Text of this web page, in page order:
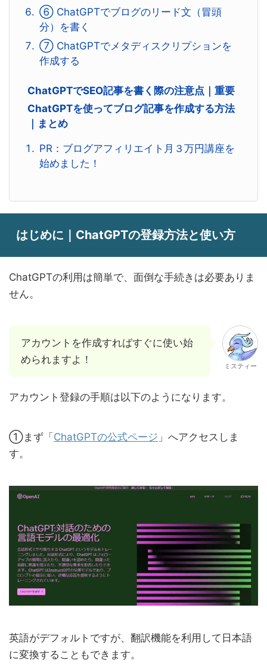
⑥ ChatGPTでブログのリード文（冒頭
分）を書く
⑦ ChatGPTでメタディスクリプションを
作成する
ChatGPTでSEO記事を書く際の注意点｜重要
ChatGPTを使ってブログ記事を作成する方法
｜まとめ
PR：ブログアフィリエイト月３万円講座を
始めました！
はじめに｜ChatGPTの登録方法と使い方
ChatGPTの利用は簡単で、面倒な手続きは必要ありま
せん。
アカウントを作成すればすぐに使い始
められますよ！
ミスティー
アカウント登録の手順は以下のようになります。
①まず「 ChatGPTの公式ページ 」へアクセスしま
す。
英語がデフォルトですが、翻訳機能を利用して日本語
に変換することもできます。